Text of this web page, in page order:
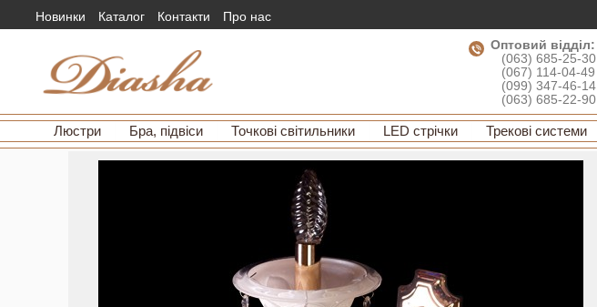
Новинки Каталог Контакти Про нас
Оптовий відділ:
(063) 685-25-30
(067) 114-04-49
(099) 347-46-14
(063) 685-22-90
Люстри Бра, підвіси Точкові світильники LED стрічки Трекові системи